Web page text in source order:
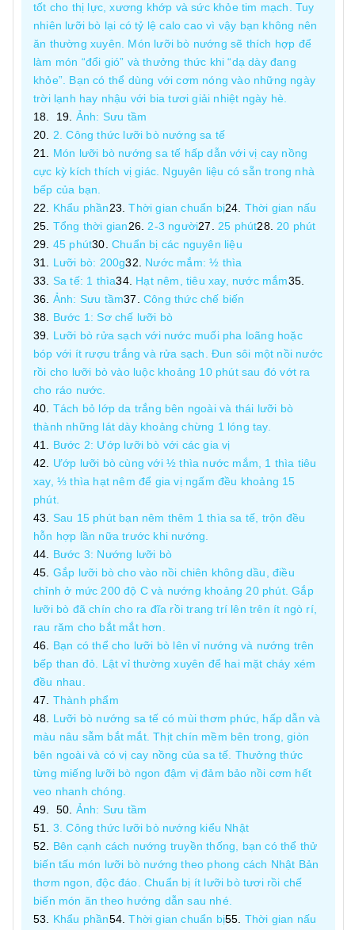
tốt cho thị lực, xương khớp và sức khỏe tim mạch. Tuy
nhiên lưỡi bò lại có tỷ lệ calo cao vì vậy bạn không nên
ăn thường xuyên. Món lưỡi bò nướng sẽ thích hợp để
làm món “đổi gió” và thưởng thức khi “dạ dày đang
khỏe”. Bạn có thể dùng với cơm nóng vào những ngày
trời lạnh hay nhậu với bia tươi giải nhiệt ngày hè.
Ảnh: Sưu tầm
2. Công thức lưỡi bò nướng sa tế
Món lưỡi bò nướng sa tế hấp dẫn với vị cay nồng
cực kỳ kích thích vị giác. Nguyên liệu có sẵn trong nhà
bếp của bạn.
Khẩu phần
Thời gian chuẩn bị
Thời gian nấu
Tổng thời gian
2-3 người 25 phút
20 phút
45 phút
Chuẩn bị các nguyên liệu
Lưỡi bò: 200g
Nước mắm: ½ thìa
Sa tế: 1 thìa
Hạt nêm, tiêu xay, nước mắm
Ảnh: Sưu tầm
Công thức chế biến
Bước 1: Sơ chế lưỡi bò
Lưỡi bò rửa sạch với nước muối pha loãng hoặc
bóp với ít rượu trắng và rửa sạch. Đun sôi một nồi nước
rồi cho lưỡi bò vào luộc khoảng 10 phút sau đó vớt ra
cho ráo nước.
Tách bỏ lớp da trắng bên ngoài và thái lưỡi bò
thành những lát dày khoảng chừng 1 lóng tay.
Bước 2: Ướp lưỡi bò với các gia vị
Ướp lưỡi bò cùng với ½ thìa nước mắm, 1 thìa tiêu
xay, ⅓ thìa hạt nêm để gia vị ngấm đều khoảng 15
phút.
Sau 15 phút bạn nêm thêm 1 thìa sa tế, trộn đều
hỗn hợp lần nữa trước khi nướng.
Bước 3: Nướng lưỡi bò
Gắp lưỡi bò cho vào nồi chiên không dầu, điều
chỉnh ở mức 200 độ C và nướng khoảng 20 phút. Gắp
lưỡi bò đã chín cho ra đĩa rồi trang trí lên trên ít ngò rí,
rau răm cho bắt mắt hơn.
Bạn có thể cho lưỡi bò lên vỉ nướng và nướng trên
bếp than đỏ. Lật vỉ thường xuyên để hai mặt cháy xém
đều nhau.
Thành phẩm
Lưỡi bò nướng sa tế có mùi thơm phức, hấp dẫn và
màu nâu sẫm bắt mắt. Thịt chín mềm bên trong, giòn
bên ngoài và có vị cay nồng của sa tế. Thưởng thức
từng miếng lưỡi bò ngon đậm vị đảm bảo nồi cơm hết
veo nhanh chóng.
Ảnh: Sưu tầm
3. Công thức lưỡi bò nướng kiểu Nhật
Bên cạnh cách nướng truyền thống, bạn có thể thử
biến tấu món lưỡi bò nướng theo phong cách Nhật Bản
thơm ngon, độc đáo. Chuẩn bị ít lưỡi bò tươi rồi chế
biến món ăn theo hướng dẫn sau nhé.
Khẩu phần
Thời gian chuẩn bị Thời gian nấu